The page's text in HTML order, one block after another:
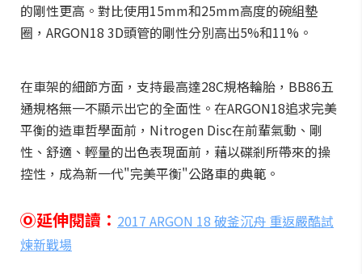
的剛性更高。對比使用15mm和25mm高度的碗組墊
圈，ARGON18 3D頭管的剛性分別高出5%和11%。
在車架的細節方面，支持最高達28C規格輪胎，BB86五
通規格無一不顯示出它的全面性。在ARGON18追求完美
平衡的造車哲學面前，Nitrogen Disc在前輩氣動、剛
性、舒適、輕量的出色表現面前，藉以碟剎所帶來的操
控性，成為新一代"完美平衡"公路車的典範。
Ⓞ延伸閱讀： 2017 ARGON 18 破釜沉舟 重返嚴酷試
煉新戰場